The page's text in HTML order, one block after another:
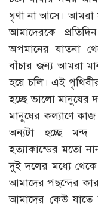
ঘৃণা না আসে। আমরা
আমাদেরকে
অপমানের যাতনা
বাঁচার জন্য আমরা
হয়ে চলি। এই
হচ্ছে ভালো মানুষের
মানুষের কল্যাণে
অন্যটা হচ্ছে মন্দ
হত্যাকান্ডের মতো
দুই দলের মধ্যে
আমাদের পছন্দের
আমাদের কেউ